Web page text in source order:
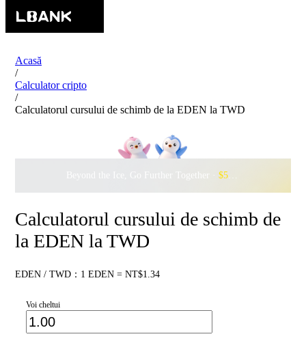
Acasă
/
Calculator cripto
/
Calculatorul cursului de schimb de la EDEN la TWD
Beyond the Ice, Go Further Together · $500,000
Calculatorul cursului de schimb de
la EDEN la TWD
EDEN / TWD：1 EDEN = NT$1.34
Voi cheltui